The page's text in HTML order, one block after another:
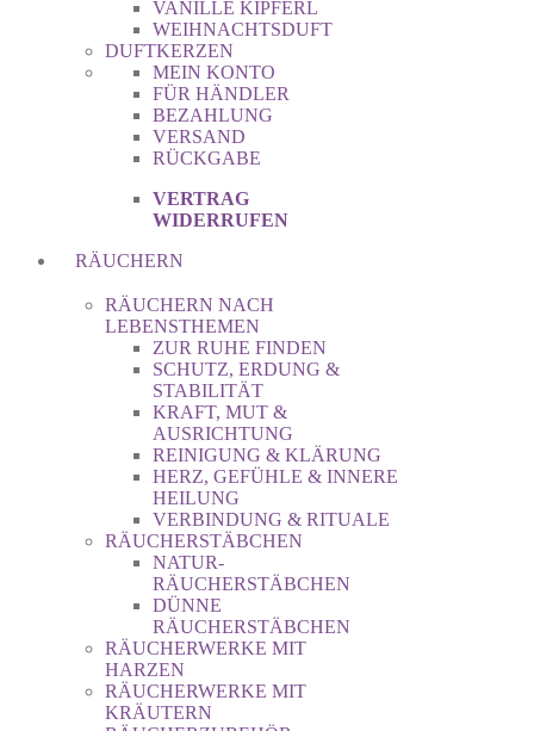
VANILLE KIPFERL
WEIHNACHTSDUFT
DUFTKERZEN
MEIN KONTO
FÜR HÄNDLER
BEZAHLUNG
VERSAND
RÜCKGABE
VERTRAG
WIDERRUFEN
RÄUCHERN
RÄUCHERN NACH
LEBENSTHEMEN
ZUR RUHE FINDEN
SCHUTZ, ERDUNG &
STABILITÄT
KRAFT, MUT &
AUSRICHTUNG
REINIGUNG & KLÄRUNG
HERZ, GEFÜHLE & INNERE
HEILUNG
VERBINDUNG & RITUALE
RÄUCHERSTÄBCHEN
NATUR-
RÄUCHERSTÄBCHEN
DÜNNE
RÄUCHERSTÄBCHEN
RÄUCHERWERKE MIT
HARZEN
RÄUCHERWERKE MIT
KRÄUTERN